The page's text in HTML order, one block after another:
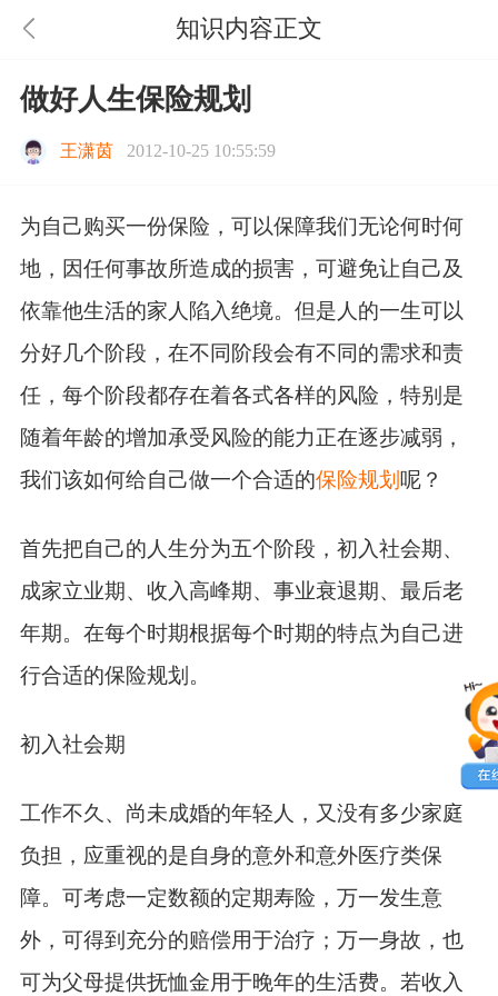
知识内容正文
做好人生保险规划
王潇茵 2012-10-25 10:55:59
为自己购买一份保险，可以保障我们无论何时何
地，因任何事故所造成的损害，可避免让自己及
依靠他生活的家人陷入绝境。但是人的一生可以
分好几个阶段，在不同阶段会有不同的需求和责
任，每个阶段都存在着各式各样的风险，特别是
随着年龄的增加承受风险的能力正在逐步减弱，
我们该如何给自己做一个合适的保险规划 呢？
首先把自己的人生分为五个阶段，初入社会期、
成家立业期、收入高峰期、事业衰退期、最后老
年期。在每个时期根据每个时期的特点为自己进
行合适的保险规划。
初入社会期
工作不久、尚未成婚的年轻人，又没有多少家庭
负担，应重视的是自身的意外和意外医疗类保
障。可考虑一定数额的定期寿险，万一发生意
外，可得到充分的赔偿用于治疗；万一身故，也
可为父母提供抚恤金用于晚年的生活费。若收入